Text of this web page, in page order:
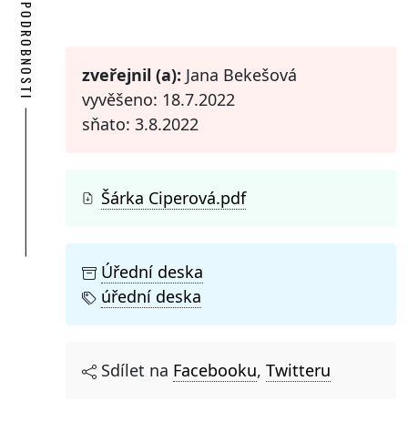
PODROBNOSTI zveřejnil (a): Jana Bekešová
vyvěšeno: 18.7.2022
sňato: 3.8.2022
Šárka Ciperová.pdf
Úřední deska
úřední deska
Sdílet na Facebooku, Twitteru